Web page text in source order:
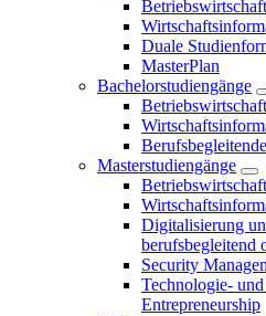
Duale
MasterPlan
Bachelorstudiengänge
Masterstudiengänge
Digitalisierung
berufsbegleitend
Security
Technologie-
Entrepreneurship